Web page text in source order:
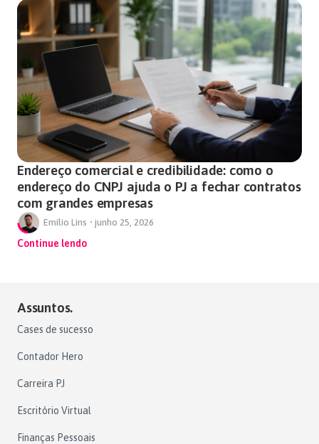
Endereço comercial e credibilidade: como o
endereço do CNPJ ajuda o PJ a fechar contratos
com grandes empresas
Emílio Lins • junho 25, 2026
Continue lendo
Assuntos.
Cases de sucesso
Contador Hero
Carreira PJ
Escritório Virtual
Finanças Pessoais